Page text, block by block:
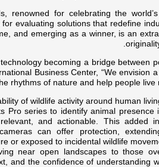
renowned for celebrating the
evaluating solutions that redefine
and emerging as a winner, is an
becoming a bridge between
Business Center, “We envision
rhythms of nature and help people live
of wildlife activity around human
Pro series to identify animal
and actionable. This added
can offer protection,
or exposed to incidental wildlife
near open landscapes to those
and the confidence of understanding